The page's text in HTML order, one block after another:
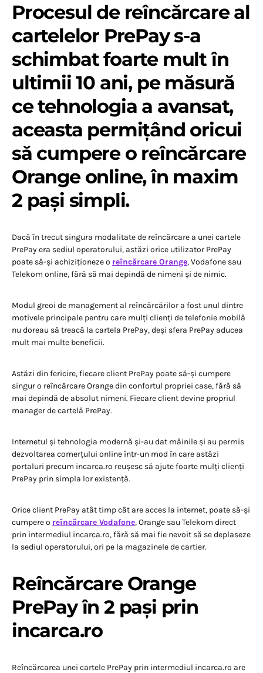
Procesul de reîncărcare al
cartelelor PrePay s-a
schimbat foarte mult în
ultimii 10 ani, pe măsură
ce tehnologia a avansat,
aceasta permițând oricui
să cumpere o reîncărcare
Orange online, în maxim
2 pași simpli.
Dacă în trecut singura modalitate de reîncărcare a unei cartele
PrePay era sediul operatorului, astăzi orice utilizator PrePay
poate să-și achiziționeze o reîncărcare Orange, Vodafone sau
Telekom online, fără să mai depindă de nimeni și de nimic.
Modul greoi de management al reîncărcărilor a fost unul dintre
motivele principale pentru care mulți clienți de telefonie mobilă
nu doreau să treacă la cartela PrePay, deși sfera PrePay aducea
mult mai multe beneficii.
Astăzi din fericire, fiecare client PrePay poate să-și cumpere
singur o reîncărcare Orange din confortul propriei case, fără să
mai depindă de absolut nimeni. Fiecare client devine propriul
manager de cartelă PrePay.
Internetul și tehnologia modernă și-au dat mâinile și au permis
dezvoltarea comerțului online într-un mod în care astăzi
portaluri precum incarca.ro reușesc să ajute foarte mulți clienți
PrePay prin simpla lor existență.
Orice client PrePay atât timp cât are acces la internet, poate să-și
cumpere o reîncărcare Vodafone, Orange sau Telekom direct
prin intermediul incarca.ro, fără să mai fie nevoit să se deplaseze
la sediul operatorului, ori pe la magazinele de cartier.
Reîncărcare Orange
PrePay în 2 pași prin
incarca.ro
Reîncărcarea unei cartele PrePay prin intermediul incarca.ro are